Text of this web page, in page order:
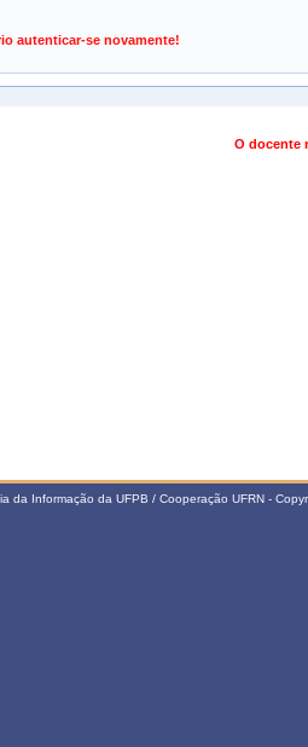
autenticar-se novamente!
O docente
da Informação da UFPB / Cooperação UFRN -